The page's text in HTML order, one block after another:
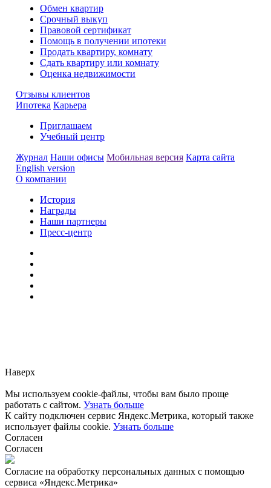
Обмен квартир
Срочный выкуп
Правовой сертификат
Помощь в получении ипотеки
Продать квартиру, комнату
Сдать квартиру или комнату
Оценка недвижимости
Отзывы клиентов
Ипотека Карьера
Приглашаем
Учебный центр
Журнал Наши офисы Мобильная версия Карта сайта
English version
О компании
История
Награды
Наши партнеры
Пресс-центр
Наверх
Мы используем cookie-файлы, чтобы вам было проще
работать с сайтом. Узнать больше
К сайту подключен сервис Яндекс.Метрика, который также
использует файлы cookie. Узнать больше
Согласен
Согласен
Согласие на обработку персональных данных с помощью
сервиса «Яндекс.Метрика»